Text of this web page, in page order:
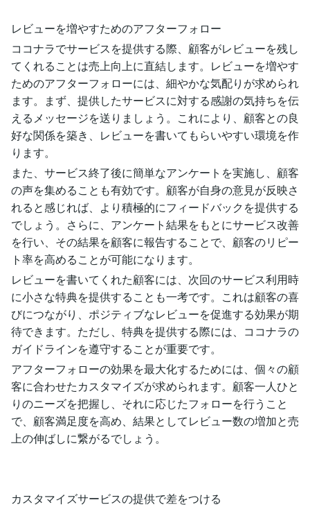
レビューを増やすためのアフターフォロー
ココナラでサービスを提供する際、顧客がレビューを残し
てくれることは売上向上に直結します。レビューを増やす
ためのアフターフォローには、細やかな気配りが求められ
ます。まず、提供したサービスに対する感謝の気持ちを伝
えるメッセージを送りましょう。これにより、顧客との良
好な関係を築き、レビューを書いてもらいやすい環境を作
ります。
また、サービス終了後に簡単なアンケートを実施し、顧客
の声を集めることも有効です。顧客が自身の意見が反映さ
れると感じれば、より積極的にフィードバックを提供する
でしょう。さらに、アンケート結果をもとにサービス改善
を行い、その結果を顧客に報告することで、顧客のリピー
ト率を高めることが可能になります。
レビューを書いてくれた顧客には、次回のサービス利用時
に小さな特典を提供することも一考です。これは顧客の喜
びにつながり、ポジティブなレビューを促進する効果が期
待できます。ただし、特典を提供する際には、ココナラの
ガイドラインを遵守することが重要です。
アフターフォローの効果を最大化するためには、個々の顧
客に合わせたカスタマイズが求められます。顧客一人ひと
りのニーズを把握し、それに応じたフォローを行うこと
で、顧客満足度を高め、結果としてレビュー数の増加と売
上の伸ばしに繋がるでしょう。
カスタマイズサービスの提供で差をつける